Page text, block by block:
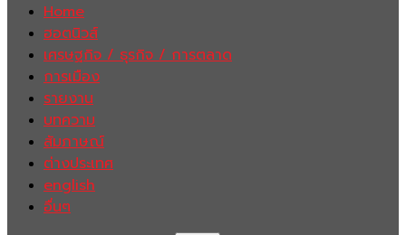
Home
ฮอตนิวส์
เศรษฐกิจ / ธุรกิจ / การตลาด
การเมือง
รายงาน
บทความ
สัมภาษณ์
ต่างประเทศ
english
อื่นๆ